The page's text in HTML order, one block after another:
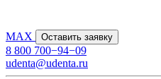
MAX Оставить заявку
8 800 700−94−09
udenta@udenta.ru